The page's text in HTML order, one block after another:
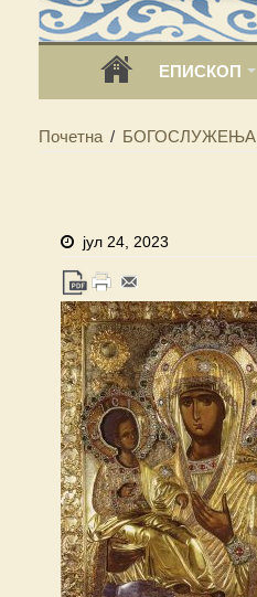
ЕПИСКОП
Почетна / БОГОСЛУЖЕЊА
јул 24, 2023